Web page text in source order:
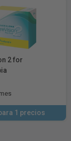
2 for
1 precios